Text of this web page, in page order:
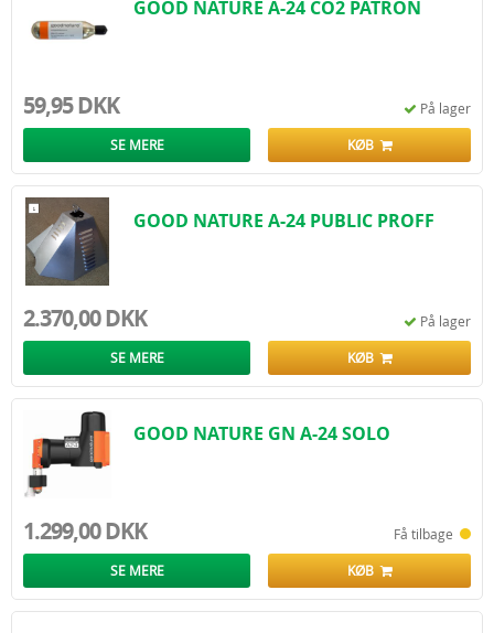
GOOD NATURE A-24 CO2 PATRON
59,95 DKK På lager
SE MERE KØB
GOOD NATURE A-24 PUBLIC PROFF
2.370,00 DKK På lager
SE MERE KØB
GOOD NATURE GN A-24 SOLO
1.299,00 DKK Få tilbage
SE MERE KØB